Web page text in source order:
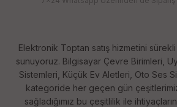
Elektronik Toptan satış hizmetini
sunuyoruz. Bilgisayar Çevre Birimleri,
Sistemleri, Küçük Ev Aletleri, Oto Ses
kategoride her geçen gün
sağladığımız bu çeşitlilik ile